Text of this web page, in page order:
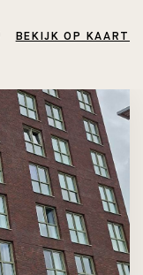
BEKIJK OP KAART